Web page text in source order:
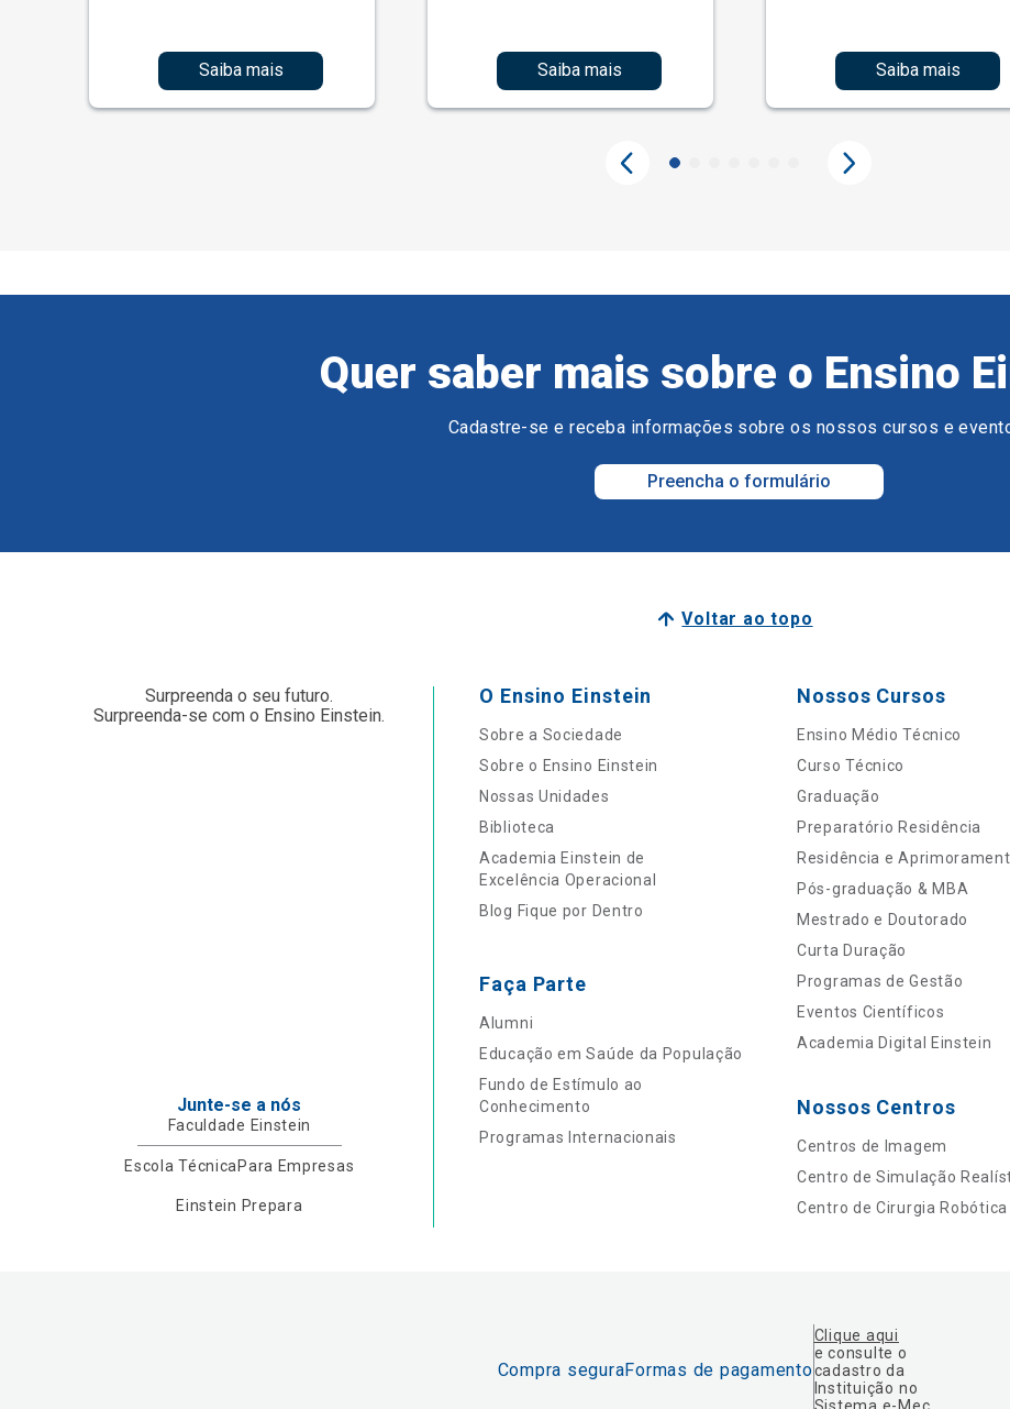
Saiba mais Saiba mais Saiba mais
Quer saber mais sobre o Ensino
Cadastre-se e receba informações sobre os nossos cursos e
Preencha o formulário
Voltar ao topo
Surpreenda o seu futuro.
Surpreenda-se com o Ensino Einstein.
Junte-se a nós
Faculdade Einstein
Escola Técnica Para Empresas
Einstein Prepara
O Ensino Einstein
Sobre a Sociedade
Sobre o Ensino Einstein
Nossas Unidades
Biblioteca
Academia Einstein de
Excelência Operacional
Blog Fique por Dentro
Faça Parte
Alumni
Educação em Saúde da População
Fundo de Estímulo ao
Conhecimento
Programas Internacionais
Nossos Cursos
Ensino Médio Técnico
Curso Técnico
Graduação
Preparatório Residência
Residência e
Pós-graduação & MBA
Mestrado e Doutorado
Curta Duração
Programas de Gestão
Eventos Científicos
Academia Digital Einstein
Nossos Centros
Centros de Imagem
Centro de Simulação
Centro de Cirurgia Robótica
Compra seguraFormas de pagamento
Clique aqui
e consulte o
cadastro da
Instituição no